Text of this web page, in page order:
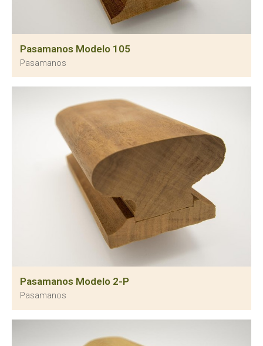
Pasamanos Modelo 105
Pasamanos
Pasamanos Modelo 2-P
Pasamanos